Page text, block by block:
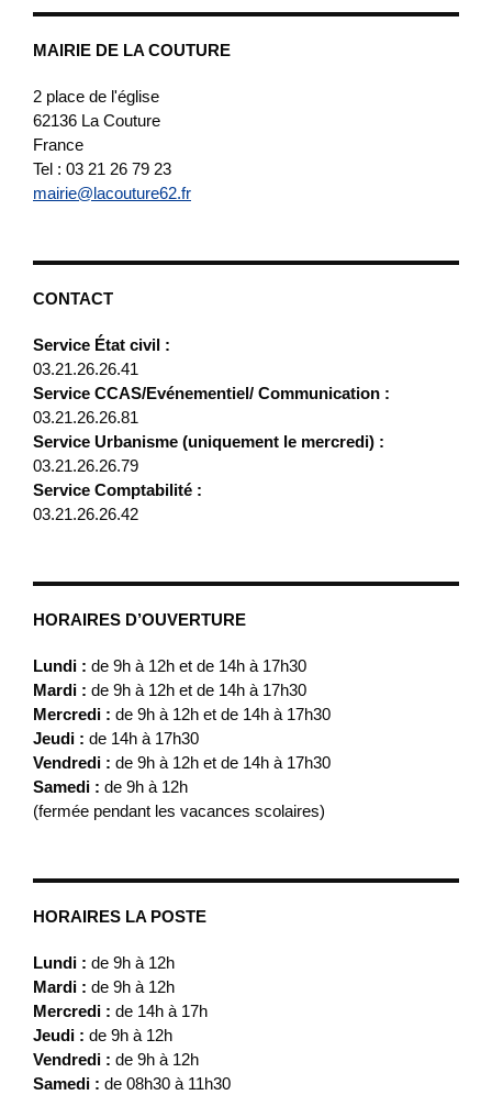
MAIRIE DE LA COUTURE
2 place de l'église
62136 La Couture
France
Tel : 03 21 26 79 23
mairie@lacouture62.fr
CONTACT
Service État civil :
03.21.26.26.41
Service CCAS/Evénementiel/ Communication :
03.21.26.26.81
Service Urbanisme (uniquement le mercredi) :
03.21.26.26.79
Service Comptabilité :
03.21.26.26.42
HORAIRES D’OUVERTURE
Lundi : de 9h à 12h et de 14h à 17h30
Mardi : de 9h à 12h et de 14h à 17h30
Mercredi : de 9h à 12h et de 14h à 17h30
Jeudi : de 14h à 17h30
Vendredi : de 9h à 12h et de 14h à 17h30
Samedi : de 9h à 12h
(fermée pendant les vacances scolaires)
HORAIRES LA POSTE
Lundi : de 9h à 12h
Mardi : de 9h à 12h
Mercredi : de 14h à 17h
Jeudi : de 9h à 12h
Vendredi : de 9h à 12h
Samedi : de 08h30 à 11h30